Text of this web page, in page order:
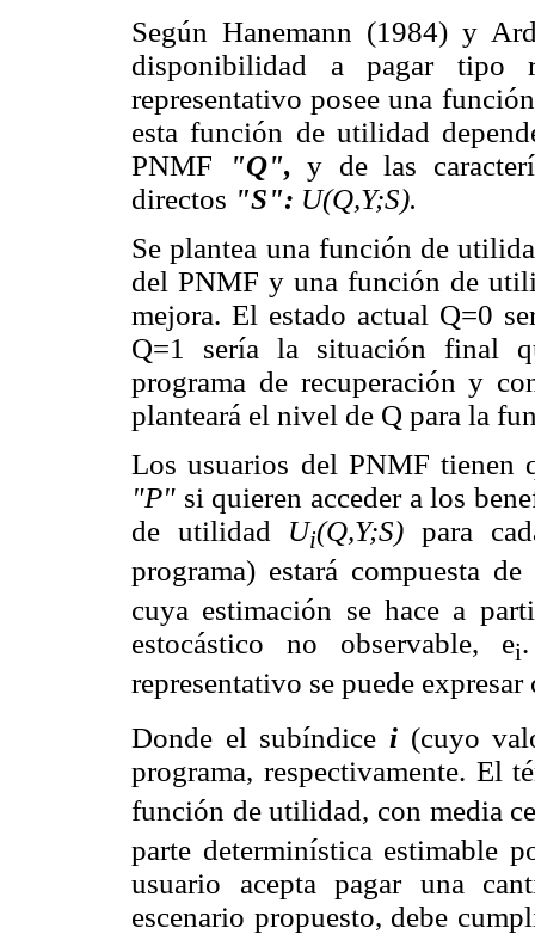
Según Hanemann (1984) y
disponibilidad a pagar tipo
representativo posee una
esta función de utilidad
PNMF
"Q", y de las
directos "S": U(Q,Y;S).
Se plantea una función de
del PNMF y una función de
mejora. El estado actual Q=0
Q=1 sería la situación final
programa de recuperación y
planteará el nivel de Q para la
Los usuarios del PNMF tienen
"P" si quieren acceder a los
de utilidad Ui(Q,Y;S) para
programa) estará compuesta
cuya estimación se hace a
estocástico no observable, ei
representativo se puede
Donde el subíndice i (cuyo
programa, respectivamente. El
función de utilidad, con media
parte determinística estimable
usuario acepta pagar una
escenario propuesto, debe